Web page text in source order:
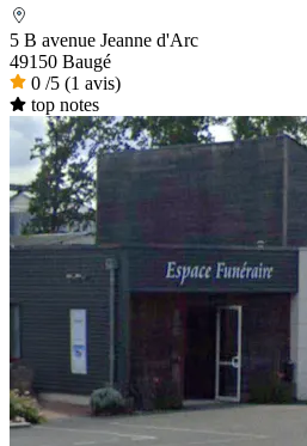
5 B avenue Jeanne d'Arc
49150 Baugé
0 /5 (1 avis)
top notes